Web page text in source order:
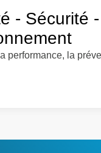
- Sécurité -
performance, la